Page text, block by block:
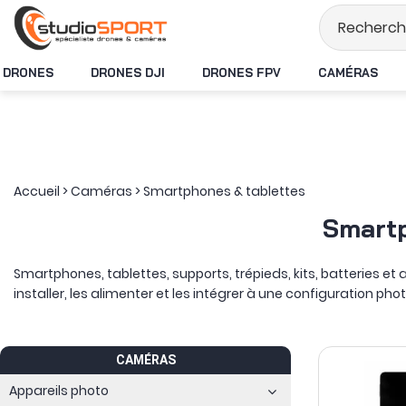
Stock en temps
DRONES DRONES DJI DRONES FPV CAMÉRAS
Accueil >Caméras >Smartphones & tablettes
Smartphones, tablettes, supports, trépieds, kits, batteries et
installer, les alimenter et les intégrer à une configuration
seuls ou au sein de packs complétés par les accessoires
Autour de l’écran, les
de prise de vue ; les trépieds stabilisent le cadrage pour
CAMÉRAS
Appareils photo